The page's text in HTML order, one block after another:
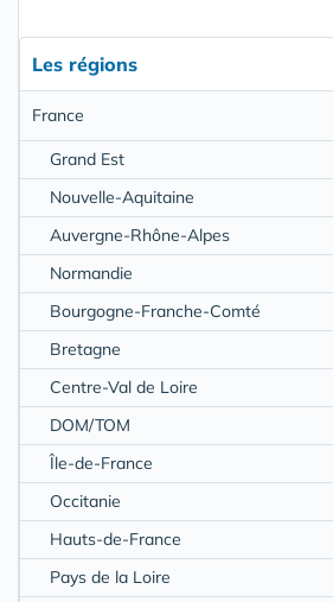
Les régions
France
Grand Est
Nouvelle-Aquitaine
Auvergne-Rhône-Alpes
Normandie
Bourgogne-Franche-Comté
Bretagne
Centre-Val de Loire
DOM/TOM
Île-de-France
Occitanie
Hauts-de-France
Pays de la Loire